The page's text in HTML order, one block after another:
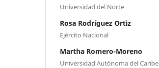
Universidad del Norte
Rosa Rodríguez Ortiz
Ejército Nacional
Martha Romero-Moreno
Universidad Autónoma del Caribe